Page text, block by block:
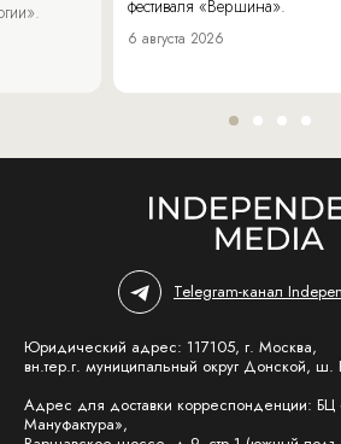
фестиваля «Вершина».
6 августа 2026
Telegram-канал
Юридический адрес: 117105, г. Москва,
вн.тер.г. муниципальный округ Донской,
Адрес для доставки корреспонденции: БЦ
Мануфактура»,